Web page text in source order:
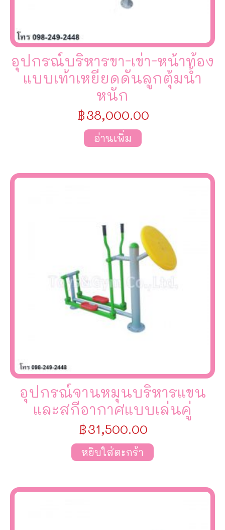
อุปกรณ์บริหารขา-เข่า-หน้าท้อง
แบบเท้าเหยียดดันลูกตุ้มน้ำ
หนัก
฿38,000.00
อ่านเพิ่ม
อุปกรณ์จานหมุนบริหารแขน
และสกีอากาศแบบเล่นคู่
฿31,500.00
หยิบใส่ตะกร้า